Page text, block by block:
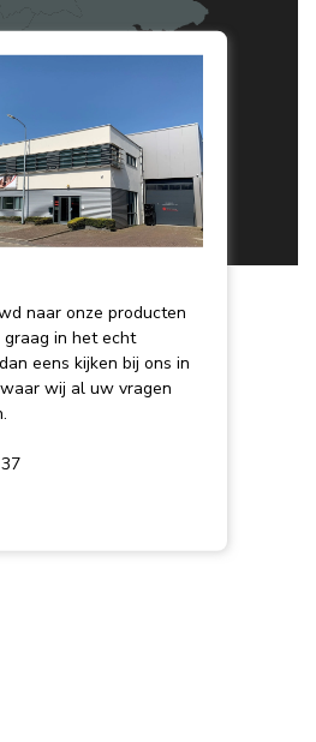
naar onze producten
in het echt
eens kijken bij ons in
wij al uw vragen